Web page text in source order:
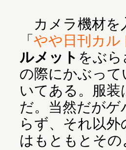
カメラ機材を
「やや日刊カル
ルメット をぶ
の際にかぶっ
いてある。服
だ。当然だが
らず、それ以
はもともとそ